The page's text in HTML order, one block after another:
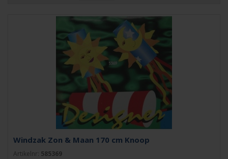
Windzak Zon & Maan 170 cm Knoop
Artikelnr: 585369